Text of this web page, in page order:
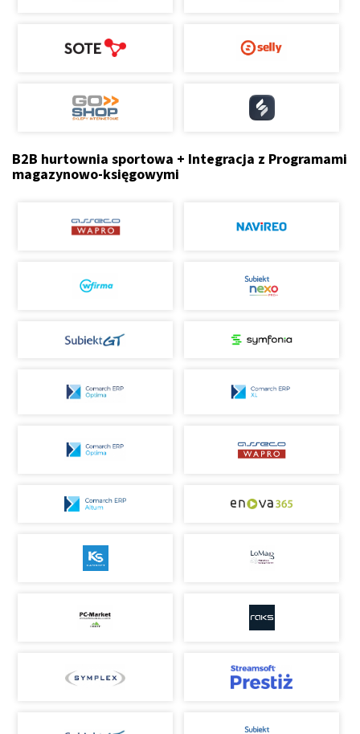
B2B hurtownia sportowa + Integracja z Programami
magazynowo-księgowymi